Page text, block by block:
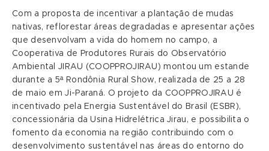
Com a proposta de incentivar a plantação de mudas
nativas, reflorestar áreas degradadas e apresentar ações
que desenvolvam a vida do homem no campo, a
Cooperativa de Produtores Rurais do Observatório
Ambiental JIRAU (COOPPROJIRAU) montou um estande
durante a 5ª Rondônia Rural Show, realizada de 25 a 28
de maio em Ji-Paraná. O projeto da COOPPROJIRAU é
incentivado pela Energia Sustentável do Brasil (ESBR),
concessionária da Usina Hidrelétrica Jirau, e possibilita o
fomento da economia na região contribuindo com o
desenvolvimento sustentável nas áreas do entorno do